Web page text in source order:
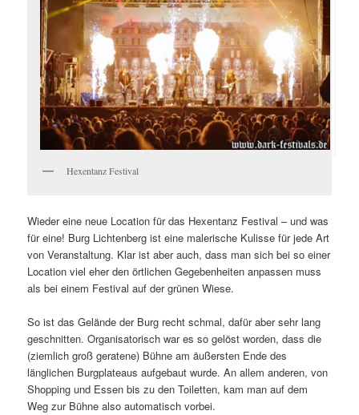
Hexentanz Festival
Wieder eine neue Location für das Hexentanz Festival – und was
für eine! Burg Lichtenberg ist eine malerische Kulisse für jede Art
von Veranstaltung. Klar ist aber auch, dass man sich bei so einer
Location viel eher den örtlichen Gegebenheiten anpassen muss
als bei einem Festival auf der grünen Wiese.
So ist das Gelände der Burg recht schmal, dafür aber sehr lang
geschnitten. Organisatorisch war es so gelöst worden, dass die
(ziemlich groß geratene) Bühne am äußersten Ende des
länglichen Burgplateaus aufgebaut wurde. An allem anderen, von
Shopping und Essen bis zu den Toiletten, kam man auf dem
Weg zur Bühne also automatisch vorbei.